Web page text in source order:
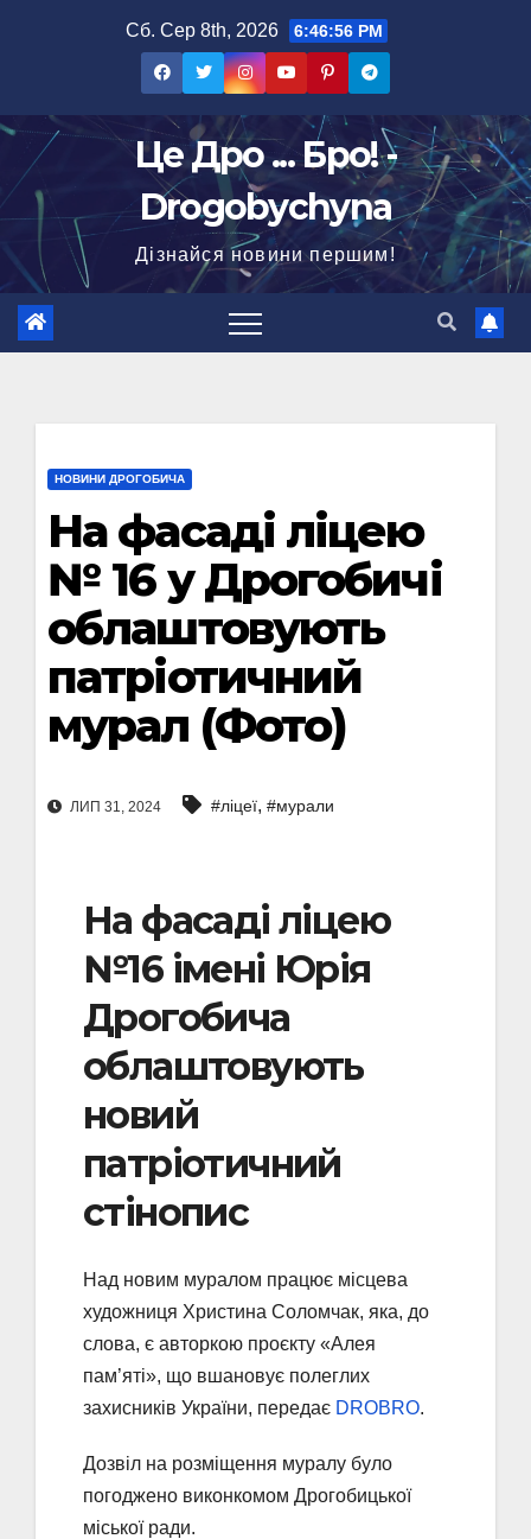
Сб. Сер 8th, 2026 6:46:57 PM
Це Дро ... Бро! -
Drogobychyna
Дізнайся новини першим!
НОВИНИ ДРОГОБИЧА
На фасаді ліцею
№ 16 у Дрогобичі
облаштовують
патріотичний
мурал (Фото)
ЛИП 31, 2024 #ліцеї, #мурали
На фасаді ліцею
№16 імені Юрія
Дрогобича
облаштовують
новий
патріотичний
стінопис
Над новим муралом працює місцева
художниця Христина Соломчак, яка, до
слова, є авторкою проєкту «Алея
пам’яті», що вшановує полеглих
захисників України, передає DROBRO.
Дозвіл на розміщення муралу було
погоджено виконкомом Дрогобицької
міської ради.